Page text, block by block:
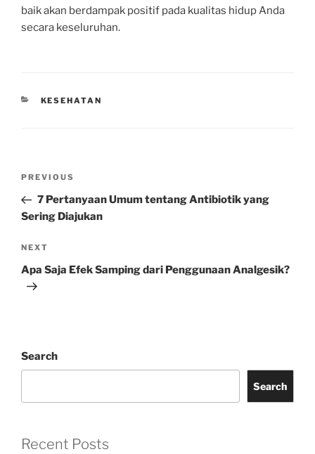
baik akan berdampak positif pada kualitas hidup Anda
secara keseluruhan.
CATEGORIES
KESEHATAN
Previous
Post
PREVIOUS
7 Pertanyaan Umum tentang Antibiotik yang
Sering Diajukan
Next
Post
NEXT
Apa Saja Efek Samping dari Penggunaan Analgesik?
Search
Search
Recent Posts